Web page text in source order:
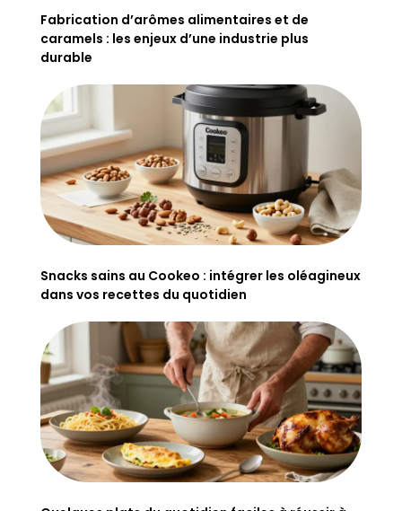
Fabrication d’arômes alimentaires et de
caramels : les enjeux d’une industrie plus
durable
Snacks sains au Cookeo : intégrer les oléagineux
dans vos recettes du quotidien